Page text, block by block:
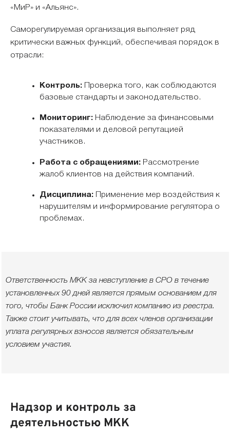
«МиР» и «Альянс».
Саморегулируемая организация выполняет ряд
критически важных функций, обеспечивая порядок в
отрасли:
Контроль:Проверка того, как соблюдаются
базовые стандарты и законодательство.
Мониторинг:Наблюдение за финансовыми
показателями и деловой репутацией
участников.
Работа с обращениями:Рассмотрение
жалоб клиентов на действия компаний.
Дисциплина:Применение мер воздействия к
нарушителям и информирование регулятора о
проблемах.
Ответственность МКК за невступление в СРО в течение
установленных 90 дней является прямым основанием для
того, чтобы Банк России исключил компанию из реестра.
Также стоит учитывать, что для всех членов организации
уплата регулярных взносов является обязательным
условием участия.
Надзор и контроль за
деятельностью МКК